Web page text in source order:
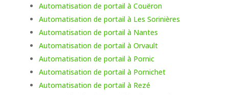
Automatisation de portail à Couëron
Automatisation de portail à Les Sorinières
Automatisation de portail à Nantes
Automatisation de portail à Orvault
Automatisation de portail à Pornic
Automatisation de portail à Pornichet
Automatisation de portail à Rezé